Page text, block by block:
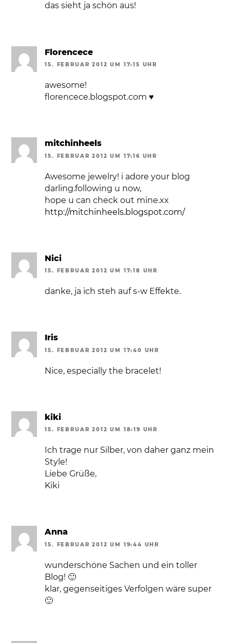
das sieht ja schön aus!
Florencece
15. FEBRUAR 2012 UM 17:15 UHR
awesome!
florencece.blogspot.com ♥
mitchinheels
15. FEBRUAR 2012 UM 17:16 UHR
Awesome jewelry! i adore your blog
darling.following u now,
hope u can check out mine.xx
http://mitchinheels.blogspot.com/
Nici
15. FEBRUAR 2012 UM 17:18 UHR
danke, ja ich steh auf s-w Effekte.
Iris
15. FEBRUAR 2012 UM 17:40 UHR
Nice, especially the bracelet!
kiki
15. FEBRUAR 2012 UM 18:19 UHR
Ich trage nur Silber, von daher ganz mein
Style!
Liebe Grüße,
Kiki
Anna
15. FEBRUAR 2012 UM 19:44 UHR
wunderschöne Sachen und ein toller
Blog! 🙂
klar, gegenseitiges Verfolgen wäre super
🙂